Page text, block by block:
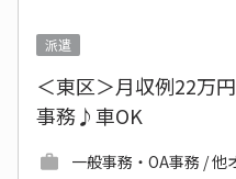
派遣
＜東区＞月収例22万
事務♪車OK
一般事務・OA事務 / 他